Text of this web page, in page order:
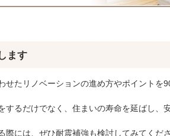
ます
せたリノベーションの進め方やポイントを
するだけでなく、住まいの寿命を延ばし、
には、ぜひ耐震補強も検討してみてくださ